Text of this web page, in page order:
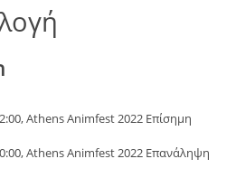
Athens Animfest 2022 Επίσημη
Athens Animfest 2022 Επανάληψη